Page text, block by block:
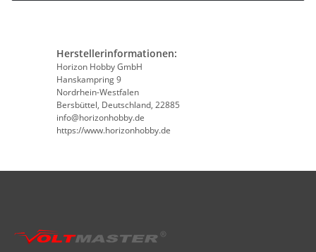
Herstellerinformationen:
Horizon Hobby GmbH
Hanskampring 9
Nordrhein-Westfalen
Bersbüttel, Deutschland, 22885
info@horizonhobby.de
https://www.horizonhobby.de